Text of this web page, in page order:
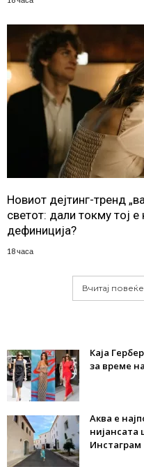
Новиот дејтинг-тренд
светот: дали токму тој е
дефиниција?
18 часа
Вчитај
Каја
за време
Аква е
нијансата
Инстаграм